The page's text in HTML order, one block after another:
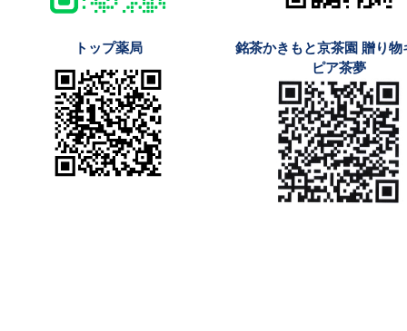
トップ薬局
銘茶かきもと京茶園 贈り物
ピア茶夢